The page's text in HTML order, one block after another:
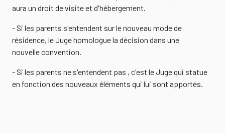
aura un droit de visite et d'hébergement.
- Si les parents s'entendent sur le nouveau mode de
résidence, le Juge homologue la décision dans une
nouvelle convention.
- Si les parents ne s'entendent pas , c'est le Juge qui statue
en fonction des nouveaux éléments qui lui sont apportés.